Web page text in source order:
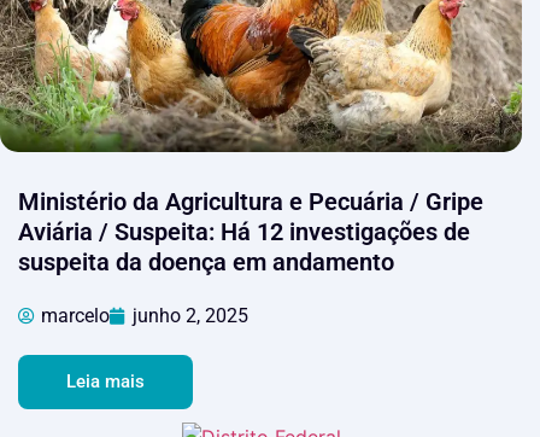
Ministério da Agricultura e Pecuária / Gripe
Aviária / Suspeita: Há 12 investigações de
suspeita da doença em andamento
marcelo junho 2, 2025
Leia mais